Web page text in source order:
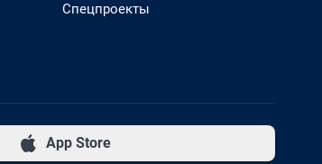
Спецпроекты
App Store